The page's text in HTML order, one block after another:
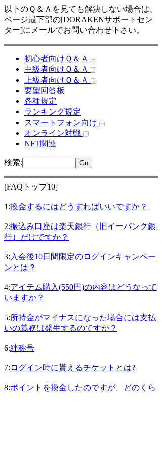
以下のＱ＆Ａを見ても解決しない場合は、
ページ最下部の[DORAKENサポートセン
ター]にメールでお問い合わせ下さい。
初心者向けＱ＆Ａ
中級者向けＱ＆Ａ
上級者向けＱ＆Ａ
要望回答板
各種規定
ランキング規定
スマートフォン向け
オンライン対戦
NFT関連
検索:
[FAQトップ10]
1:換金するにはどうすればいいですか？
2:振込み口座は楽天銀行（旧イーバンク銀
行）だけですか？
3: 入会後10日間限定のログインキャンペー
ンとは？
4:アイテム購入(550円)の内容はどうなって
いますか？
5:所持金がマイナスになった場合には支払
いの義務は発生するのですか？
6:絆称号
7: ログイン時に貰えるチケットとは?
8:ポイントを換金したのですが、どのくら